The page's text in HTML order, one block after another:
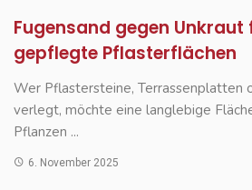
Fugensand gegen
gepflegte Pflasterflächen
Wer Pflastersteine, Terrassenplatten
verlegt, möchte eine langlebige
Pflanzen ...
6. November 2025